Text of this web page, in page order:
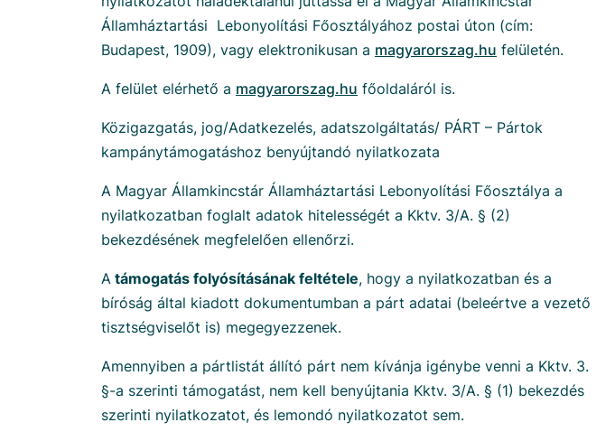
Államháztartási Lebonyolítási Főosztályához postai úton (cím:
Budapest, 1909), vagy elektronikusan a magyarorszag.hu felületén.
A felület elérhető a magyarorszag.hu főoldaláról is.
Közigazgatás, jog/Adatkezelés, adatszolgáltatás/ PÁRT – Pártok
kampánytámogatáshoz benyújtandó nyilatkozata
A Magyar Államkincstár Államháztartási Lebonyolítási Főosztálya a
nyilatkozatban foglalt adatok hitelességét a Kktv. 3/A. § (2)
bekezdésének megfelelően ellenőrzi.
A támogatás folyósításának feltétele, hogy a nyilatkozatban és a
bíróság által kiadott dokumentumban a párt adatai (beleértve a vezető
tisztségviselőt is) megegyezzenek.
Amennyiben a pártlistát állító párt nem kívánja igénybe venni a Kktv. 3.
§-a szerinti támogatást, nem kell benyújtania Kktv. 3/A. § (1) bekezdés
szerinti nyilatkozatot, és lemondó nyilatkozatot sem.